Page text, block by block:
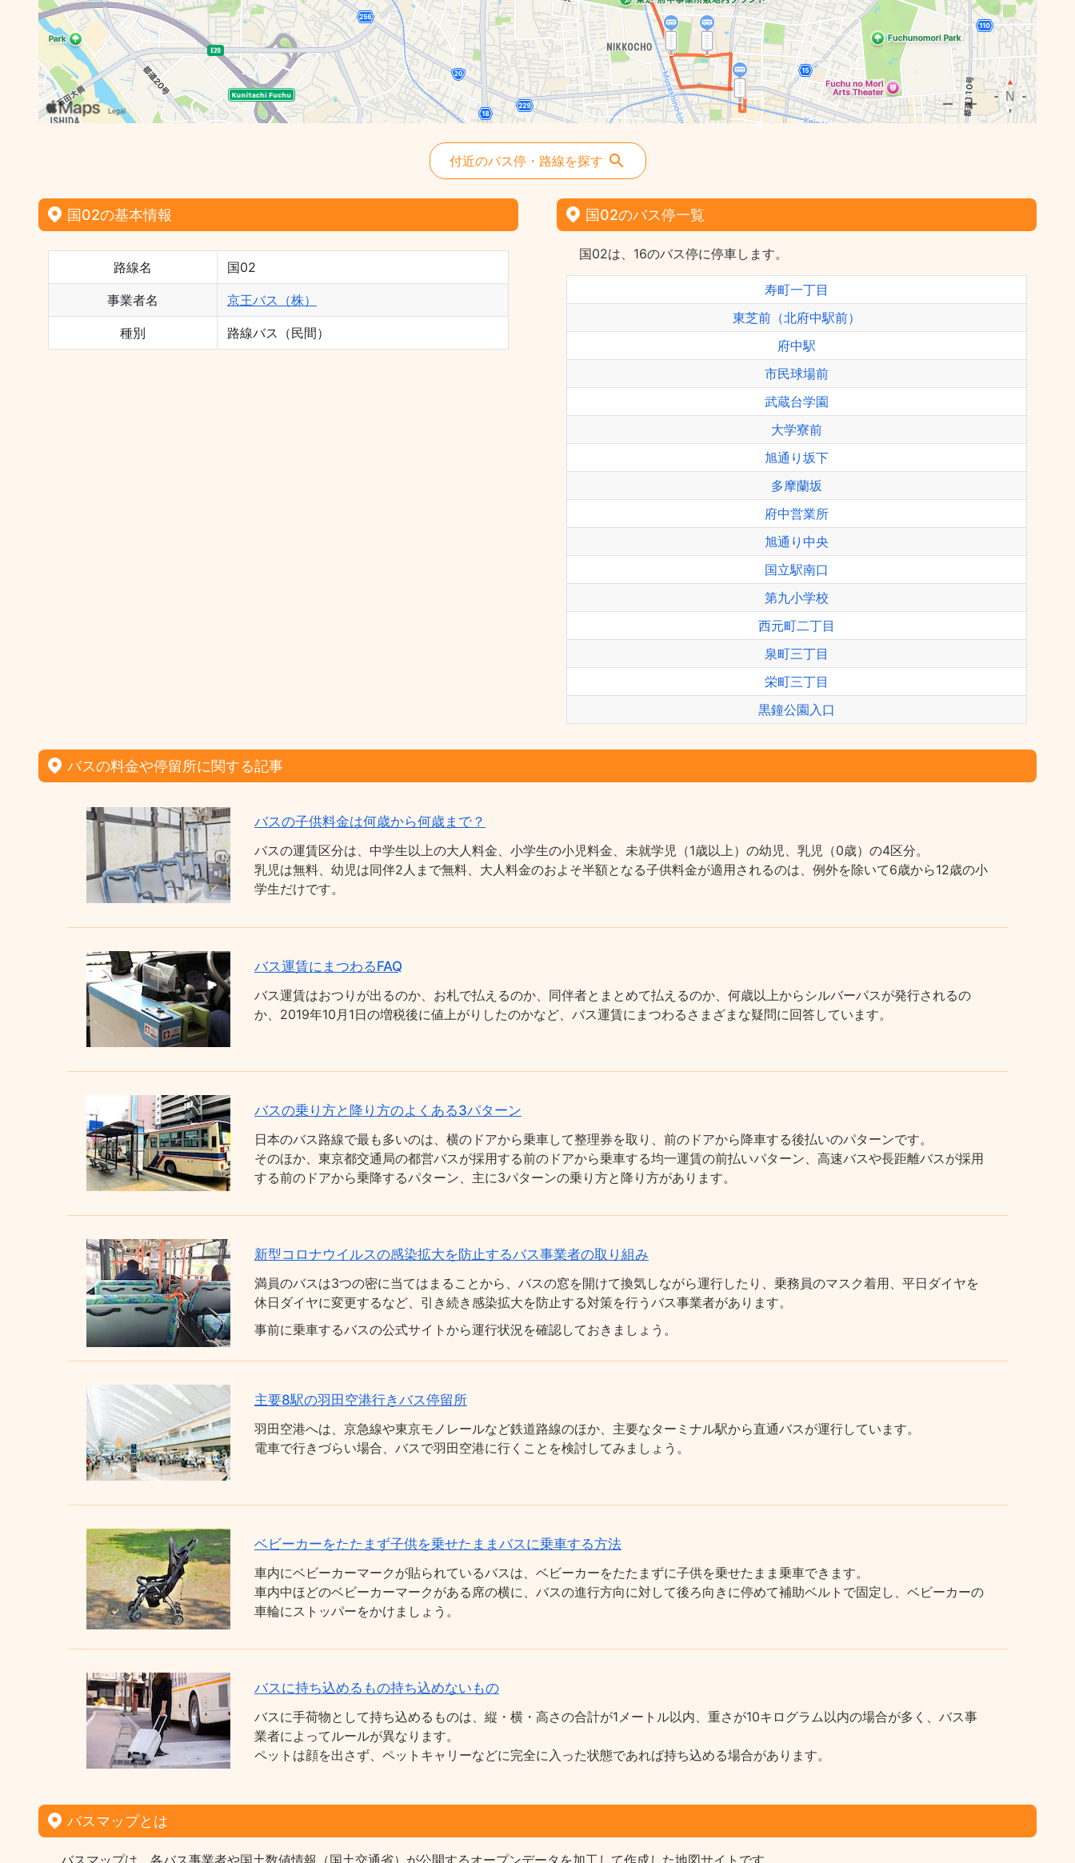
付近のバス停・路線を探す
国02の基本情報
路線名 国02
事業者名 京王バス（株）
種別 路線バス（民間）
国02のバス停一覧
国02は、16のバス停に停車します。
寿町一丁目
東芝前（北府中駅前）
府中駅
市民球場前
武蔵台学園
大学寮前
旭通り坂下
多摩蘭坂
府中営業所
旭通り中央
国立駅南口
第九小学校
西元町二丁目
泉町三丁目
栄町三丁目
黒鐘公園入口
バスの料金や停留所に関する記事
バスの子供料金は何歳から何歳まで？
バスの運賃区分は、中学生以上の大人料金、小学生の小児料金、未就学児（1歳以上）の幼児、乳児（0歳）の4区分。
乳児は無料、幼児は同伴2人まで無料、大人料金のおよそ半額となる子供料金が適用されるのは、例外を除いて6歳から12歳の小
学生だけです。
バス運賃にまつわるFAQ
バス運賃はおつりが出るのか、お札で払えるのか、同伴者とまとめて払えるのか、何歳以上からシルバーパスが発行されるの
か、2019年10月1日の増税後に値上がりしたのかなど、バス運賃にまつわるさまざまな疑問に回答しています。
バスの乗り方と降り方のよくある3パターン
日本のバス路線で最も多いのは、横のドアから乗車して整理券を取り、前のドアから降車する後払いのパターンです。
そのほか、東京都交通局の都営バスが採用する前のドアから乗車する均一運賃の前払いパターン、高速バスや長距離バスが採用
する前のドアから乗降するパターン、主に3パターンの乗り方と降り方があります。
新型コロナウイルスの感染拡大を防止するバス事業者の取り組み
満員のバスは3つの密に当てはまることから、バスの窓を開けて換気しながら運行したり、乗務員のマスク着用、平日ダイヤを
休日ダイヤに変更するなど、引き続き感染拡大を防止する対策を行うバス事業者があります。
事前に乗車するバスの公式サイトから運行状況を確認しておきましょう。
主要8駅の羽田空港行きバス停留所
羽田空港へは、京急線や東京モノレールなど鉄道路線のほか、主要なターミナル駅から直通バスが運行しています。
電車で行きづらい場合、バスで羽田空港に行くことを検討してみましょう。
ベビーカーをたたまず子供を乗せたままバスに乗車する方法
車内にベビーカーマークが貼られているバスは、ベビーカーをたたまずに子供を乗せたまま乗車できます。
車内中ほどのベビーカーマークがある席の横に、バスの進行方向に対して後ろ向きに停めて補助ベルトで固定し、ベビーカーの
車輪にストッパーをかけましょう。
バスに持ち込めるもの持ち込めないもの
バスに手荷物として持ち込めるものは、縦・横・高さの合計が1メートル以内、重さが10キログラム以内の場合が多く、バス事
業者によってルールが異なります。
ペットは顔を出さず、ペットキャリーなどに完全に入った状態であれば持ち込める場合があります。
バスマップとは
バスマップは、各バス事業者や国土数値情報（国土交通省）が公開するオープンデータを加工して作成した地図サイトです。